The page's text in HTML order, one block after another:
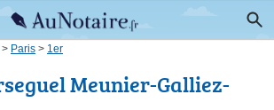
> Paris > 1er
Meunier-Galliez-